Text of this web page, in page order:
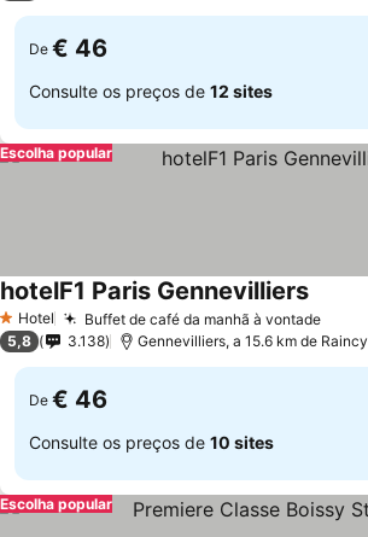
De € 46
Consulte os preços de 12 sites
Escolha popular
1 Estrelas
Hotel Buffet de café da manhã à vontade
hotelF1 Paris Gennevilliers
5,8 3.138 Gennevilliers, a 15.6 km de Raincy
De € 46
Consulte os preços de 10 sites
Escolha popular